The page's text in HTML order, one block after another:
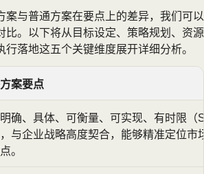
案与普通方案在要点上的差异，我们可以
比。以下将从目标设定、策略规划、资源
行落地这五个关键维度展开详细分析。
案要点
确、具体、可衡量、可实现、有时限（
与企业战略高度契合，能够精准定位市
。